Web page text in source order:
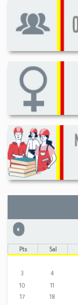
« Önceki
Pts Sal
3
4
10
11
17
18